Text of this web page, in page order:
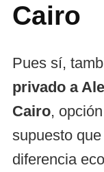
Cairo
Pues sí,
privado a
Cairo,
supuesto
diferencia